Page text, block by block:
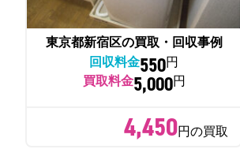
東京都新宿区の買取・回収事例
回収料金550円
買取料金5,000円
4,450円の買取